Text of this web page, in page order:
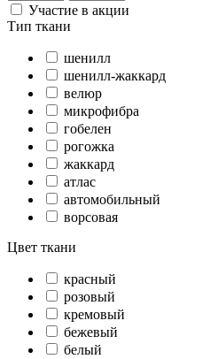
Участие в акции
Тип ткани
шенилл
шенилл-жаккард
велюр
микрофибра
гобелен
рогожка
жаккард
атлас
автомобильный
ворсовая
Цвет ткани
красный
розовый
кремовый
бежевый
белый